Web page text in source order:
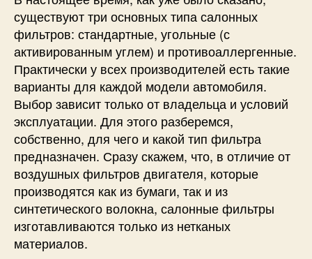
существуют три основных типа салонных
фильтров: стандартные, угольные (с
активированным углем) и противоаллергенные.
Практически у всех производителей есть такие
варианты для каждой модели автомобиля.
Выбор зависит только от владельца и условий
эксплуатации. Для этого разберемся,
собственно, для чего и какой тип фильтра
предназначен. Сразу скажем, что, в отличие от
воздушных фильтров двигателя, которые
производятся как из бумаги, так и из
синтетического волокна, салонные фильтры
изготавливаются только из нетканых
материалов.